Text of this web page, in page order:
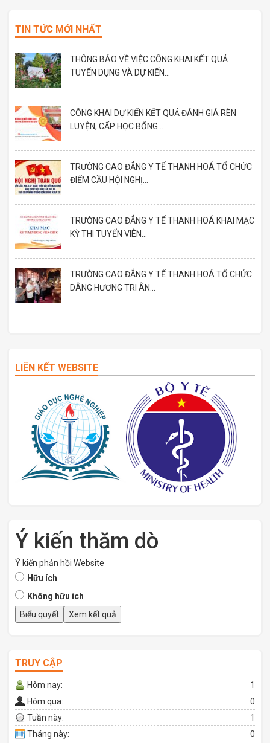
TIN TỨC MỚI NHẤT
THÔNG BÁO VỀ VIỆC CÔNG KHAI KẾT QUẢ
TUYỂN DỤNG VÀ DỰ KIẾN...
CÔNG KHAI DỰ KIẾN KẾT QUẢ ĐÁNH GIÁ RÈN
LUYỆN, CẤP HỌC BỔNG...
TRƯỜNG CAO ĐẲNG Y TẾ THANH HOÁ TỔ CHỨC
ĐIỂM CẦU HỘI NGHỊ...
TRƯỜNG CAO ĐẲNG Y TẾ THANH HOÁ KHAI MẠC
KỲ THI TUYỂN VIÊN...
TRƯỜNG CAO ĐẲNG Y TẾ THANH HOÁ TỔ CHỨC
DÂNG HƯƠNG TRI ÂN...
LIÊN KẾT WEBSITE
Ý kiến thăm dò
Ý kiến phản hồi Website
Hữu ích
Không hữu ích
TRUY CẬP
Hôm nay:
1
Hôm qua:
0
Tuần này:
1
Tháng này:
0